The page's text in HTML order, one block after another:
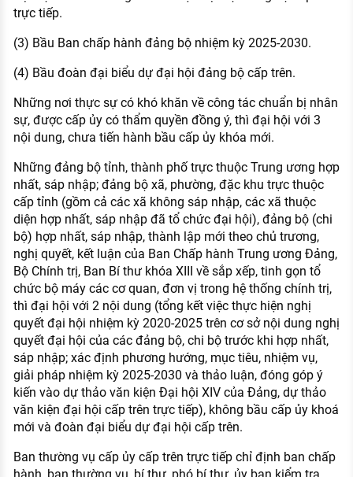
trực tiếp.
(3) Bầu Ban chấp hành đảng bộ nhiệm kỳ 2025-2030.
(4) Bầu đoàn đại biểu dự đại hội đảng bộ cấp trên.
Những nơi thực sự có khó khăn về công tác chuẩn bị nhân
sự, được cấp ủy có thẩm quyền đồng ý, thì đại hội với 3
nội dung, chưa tiến hành bầu cấp ủy khóa mới.
Những đảng bộ tỉnh, thành phố trực thuộc Trung ương hợp
nhất, sáp nhập; đảng bộ xã, phường, đặc khu trực thuộc
cấp tỉnh (gồm cả các xã không sáp nhập, các xã thuộc
diện hợp nhất, sáp nhập đã tổ chức đại hội), đảng bộ (chi
bộ) hợp nhất, sáp nhập, thành lập mới theo chủ trương,
nghị quyết, kết luận của Ban Chấp hành Trung ương Đảng,
Bộ Chính trị, Ban Bí thư khóa XIII về sắp xếp, tinh gọn tổ
chức bộ máy các cơ quan, đơn vị trong hệ thống chính trị,
thì đại hội với 2 nội dung (tổng kết việc thực hiện nghị
quyết đại hội nhiệm kỳ 2020-2025 trên cơ sở nội dung nghị
quyết đại hội của các đảng bộ, chi bộ trước khi hợp nhất,
sáp nhập; xác định phương hướng, mục tiêu, nhiệm vụ,
giải pháp nhiệm kỳ 2025-2030 và thảo luận, đóng góp ý
kiến vào dự thảo văn kiện Đại hội XIV của Đảng, dự thảo
văn kiện đại hội cấp trên trực tiếp), không bầu cấp ủy khoá
mới và đoàn đại biểu dự đại hội cấp trên.
Ban thường vụ cấp ủy cấp trên trực tiếp chỉ định ban chấp